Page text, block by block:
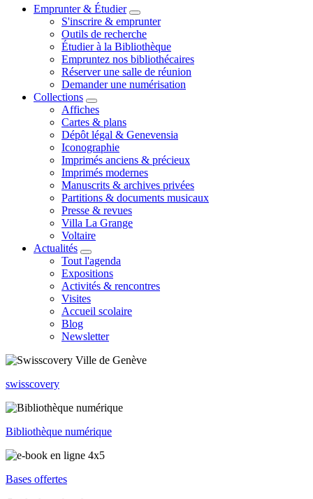
Emprunter & Étudier
S'inscrire & emprunter
Outils de recherche
Étudier à la Bibliothèque
Empruntez nos bibliothécaires
Réserver une salle de réunion
Demander une numérisation
Collections
Affiches
Cartes & plans
Dépôt légal & Genevensia
Iconographie
Imprimés anciens & précieux
Imprimés modernes
Manuscrits & archives privées
Partitions & documents musicaux
Presse & revues
Villa La Grange
Voltaire
Actualités
Tout l'agenda
Expositions
Activités & rencontres
Visites
Accueil scolaire
Blog
Newsletter
swisscovery
Bibliothèque numérique
Bases offertes